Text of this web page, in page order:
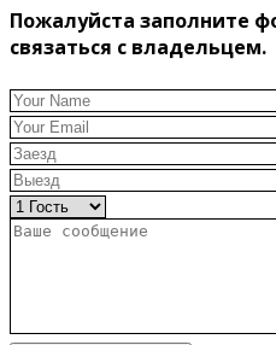
Пожалуйста заполните
связаться с владельцем.